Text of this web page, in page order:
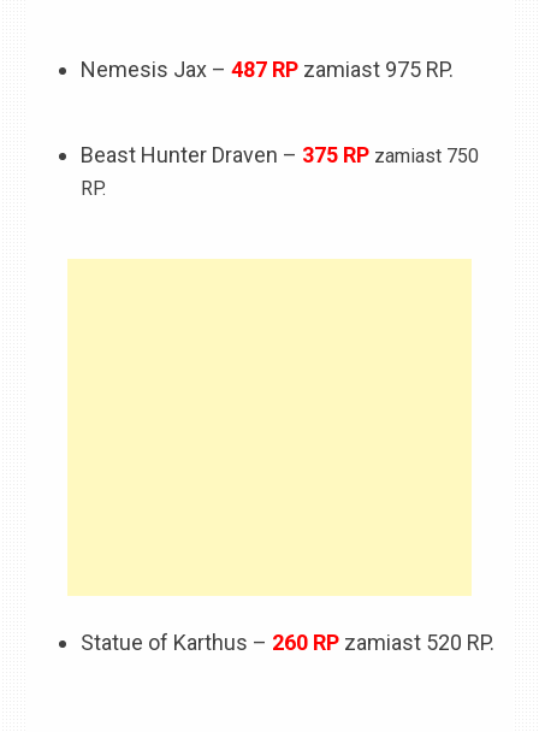
Nemesis Jax – 487 RP zamiast 975 RP.
Beast Hunter Draven – 375 RP zamiast 750
RP.
Statue of Karthus – 260 RP zamiast 520 RP.